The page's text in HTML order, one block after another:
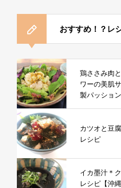
おすすめ！？レ
鶏ささみ肉
ワーの美肌
製パッション
カツオと豆
レシピ
イカ墨汁＊
レシピ【沖